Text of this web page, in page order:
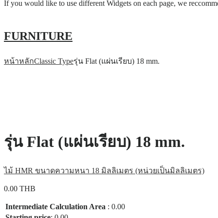
If you would like to use different Widgets on each page, we
FURNITURE
หน้าหลักClassic Typeรุ่น Flat (แผ่นเรียบ) 18 mm.
รุ่น Flat (แผ่นเรียบ) 18 mm.
ไม้ HMR ขนาดความหนา 18 มิลลิเมตร (หน่วยเป็นมิลลิเมตร)
0.00 THB
Intermediate Calculation Area : 0.00